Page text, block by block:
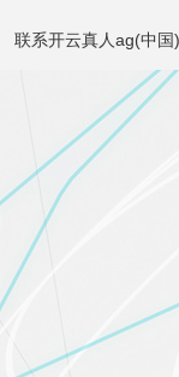
联系开云真人ag(中国